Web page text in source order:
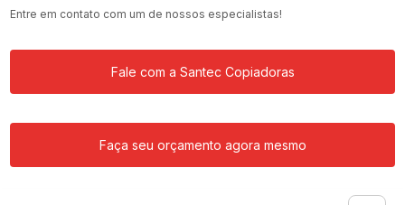
Entre em contato com um de nossos especialistas!
Fale com a Santec Copiadoras
Faça seu orçamento agora mesmo